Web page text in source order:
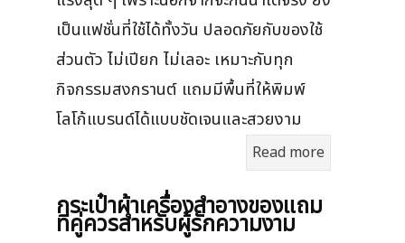
เป็นแฟชั่นที่ใช้ได้ทั้งวัน ปลอดภัยกับของใช้
ส่วนตัว ไม่เปียก ไม่เลอะ เหมาะกับทุก
กิจกรรมสงกรานต์ แถมมีพื้นที่ให้พิมพ์
โลโก้แบรนด์ได้แบบชัดเจนและสวยงาม
Read more
กระเป๋าผ้าเครื่องสําอางของแถม
ที่คู่ควรสำหรับผู้รักความงาม